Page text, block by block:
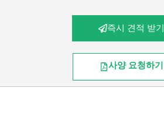
즉시 견적 받기
사양 요청하기